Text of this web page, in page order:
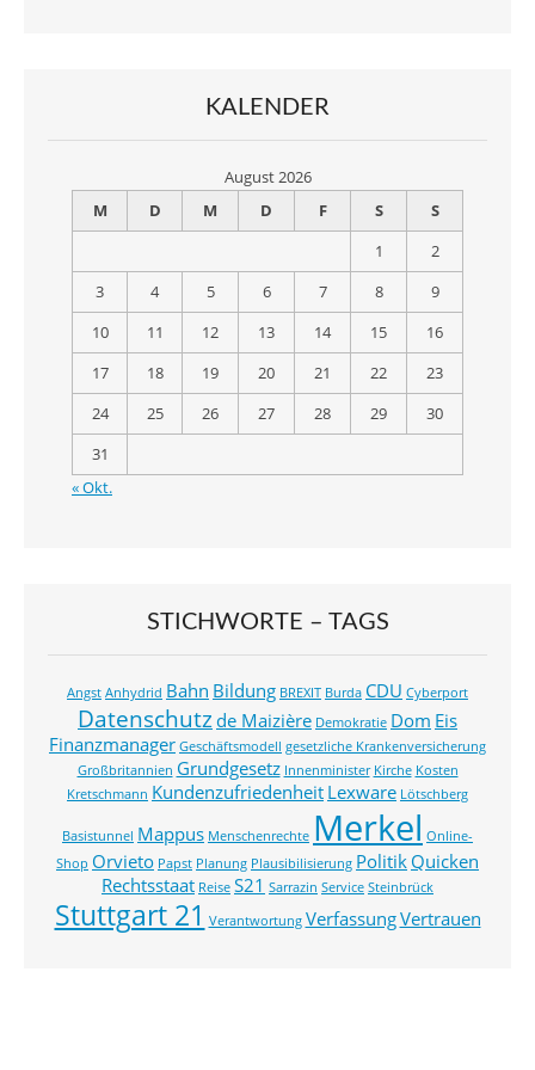
KALENDER
August 2026
M
D M D F S
S
1
2
3
4 5 6 7 8
9
10
11 12 13 14 15
16
17
18 19 20 21 22
23
24
25 26 27 28 29
30
31
« Okt.
STICHWORTE – TAGS
Angst Anhydrid Bahn Bildung BREXIT Burda CDU Cyberport
Datenschutzde Maizière Demokratie Dom Eis
Finanzmanager Geschäftsmodell gesetzliche Krankenversicherung
Großbritannien Grundgesetz Innenminister Kirche Kosten
Kretschmann KundenzufriedenheitLexware Lötschberg
Basistunnel Mappus Menschenrechte Merkel Online-
Shop Orvieto Papst Planung Plausibilisierung PolitikQuicken
Rechtsstaat Reise S21 Sarrazin Service Steinbrück
Stuttgart 21 Verantwortung VerfassungVertrauen